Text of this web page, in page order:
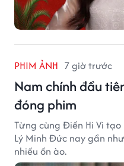
PHIM ẢNH 7 giờ trước
Nam chính đầu
đóng phim
Từng cùng Điền Hi Vi
Lý Minh Đức nay gần
nhiều ồn ào.